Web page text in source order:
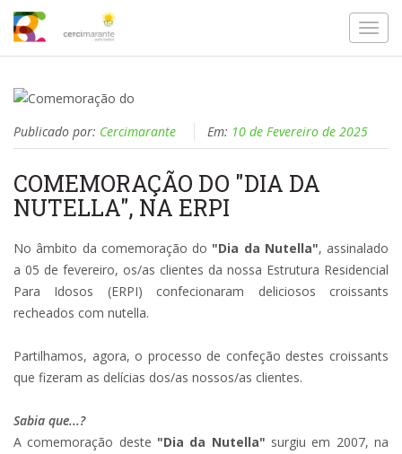
Publicado por: Cercimarante Em: 10 de Fevereiro de 2025
COMEMORAÇÃO DO "DIA DA
NUTELLA", NA ERPI
No âmbito da comemoração do "Dia da Nutella", assinalado
a 05 de fevereiro, os/as clientes da nossa Estrutura Residencial
Para Idosos (ERPI) confecionaram deliciosos croissants
recheados com nutella.
Partilhamos, agora, o processo de confeção destes croissants
que fizeram as delícias dos/as nossos/as clientes.
Sabia que...?
A comemoração deste "Dia da Nutella" surgiu em 2007, na